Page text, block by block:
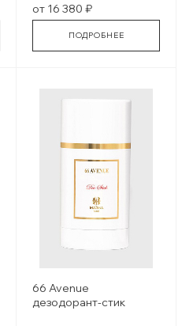
от 16 380 ₽
ПОДРОБНЕЕ
66 Avenue
дезодорант-стик